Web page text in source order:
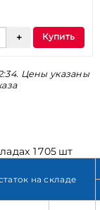
Купить
Цены указаны
1 705 шт
на складе